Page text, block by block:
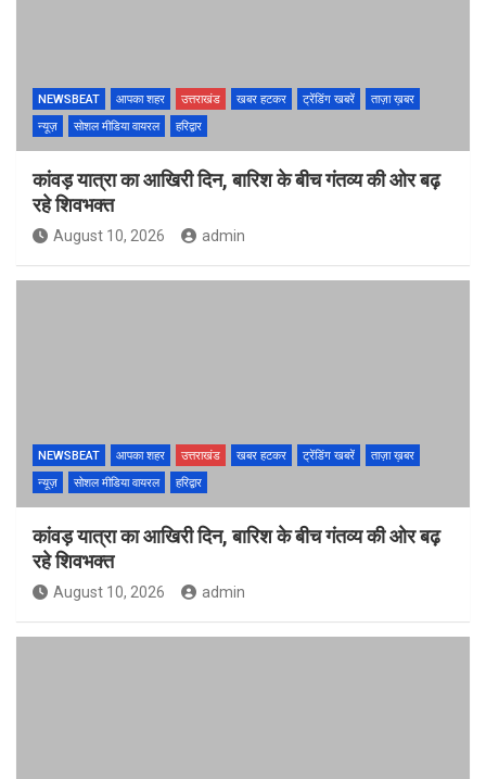
NEWSBEAT आपका शहर उत्तराखंड खबर हटकर ट्रेंडिंग खबरें
ताज़ा ख़बर
न्यूज़
सोशल मीडिया वायरल हरिद्वार
कांवड़ यात्रा का आखिरी दिन, बारिश के बीच गंतव्य की ओर बढ़
रहे शिवभक्त
August 10, 2026 admin
NEWSBEAT आपका शहर उत्तराखंड खबर हटकर ट्रेंडिंग खबरें
ताज़ा ख़बर
न्यूज़
सोशल मीडिया वायरल हरिद्वार
कांवड़ यात्रा का आखिरी दिन, बारिश के बीच गंतव्य की ओर बढ़
रहे शिवभक्त
August 10, 2026 admin